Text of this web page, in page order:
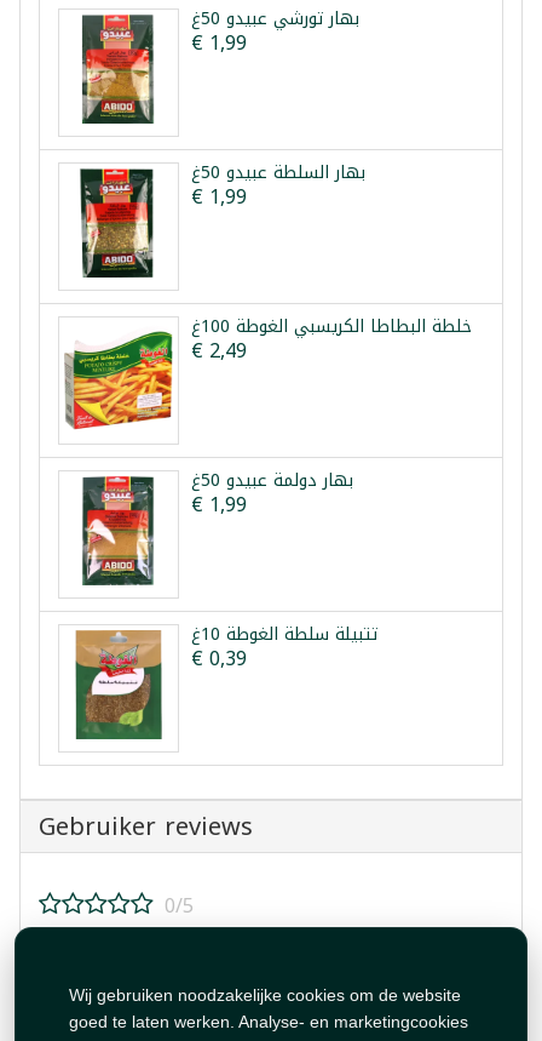
Wij gebruiken noodzakelijke cookies om de website
goed te laten werken. Analyse- en marketingcookies
بهار تورشي عبيدو 50غ
€ 1,99
بهار السلطة عبيدو 50غ
€ 1,99
خلطة البطاطا الكريسبي الغوطة 100غ
€ 2,49
بهار دولمة عبيدو 50غ
€ 1,99
تتبيلة سلطة الغوطة 10غ
€ 0,39
Gebruiker reviews
0/5